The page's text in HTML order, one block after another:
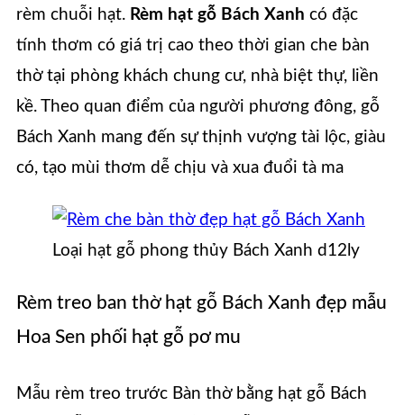
rèm chuỗi hạt. Rèm hạt gỗ Bách Xanh có đặc
tính thơm có giá trị cao theo thời gian che bàn
thờ tại phòng khách chung cư, nhà biệt thự, liền
kề. Theo quan điểm của người phương đông, gỗ
Bách Xanh mang đến sự thịnh vượng tài lộc, giàu
có, tạo mùi thơm dễ chịu và xua đuổi tà ma
Loại hạt gỗ phong thủy Bách Xanh d12ly
Rèm treo ban thờ hạt gỗ Bách Xanh đẹp mẫu
Hoa Sen phối hạt gỗ pơ mu
Mẫu rèm treo trước Bàn thờ bằng hạt gỗ Bách